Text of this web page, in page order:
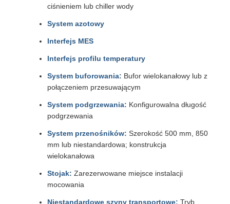
ciśnieniem lub chiller wody
System azotowy
Interfejs MES
Interfejs profilu temperatury
System buforowania: Bufor wielokanałowy lub z
połączeniem przesuwającym
System podgrzewania: Konfigurowalna długość
podgrzewania
System przenośników: Szerokość 500 mm, 850
mm lub niestandardowa; konstrukcja
wielokanałowa
Stojak: Zarezerwowane miejsce instalacji
mocowania
Niestandardowe szyny transportowe: Tryb